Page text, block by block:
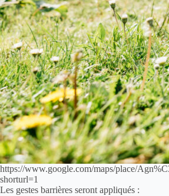
https://www.google.com/maps/place/
shorturl=1
Les gestes barrières seront appliqués :